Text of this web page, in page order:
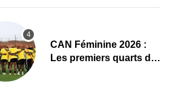
CAN Féminine 2026 :
Les premiers quarts de